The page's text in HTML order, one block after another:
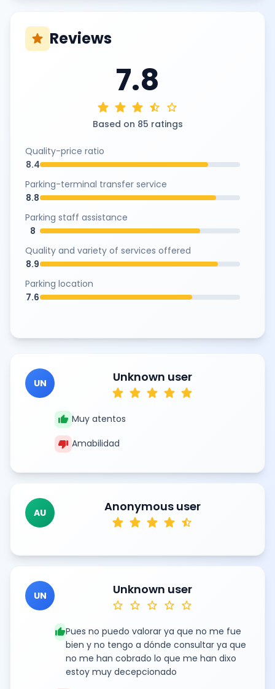
star Reviews
7.8
star star star star_half star
Based on 85 ratings
Quality-price ratio
8.4
Parking-terminal transfer service
8.8
Parking staff assistance
8
Quality and variety of services offered
8.9
Parking location
7.6
UN Unknown user
star star star star star
thumb_up Muy atentos
thumb_down Amabilidad
AU Anonymous user
star star star star star_half
UN Unknown user
star star star star star
thumb_upPues no puedo valorar ya que no me fue
bien y no tengo a dónde consultar ya que
no me han cobrado lo que me han dixo
estoy muy decepcionado